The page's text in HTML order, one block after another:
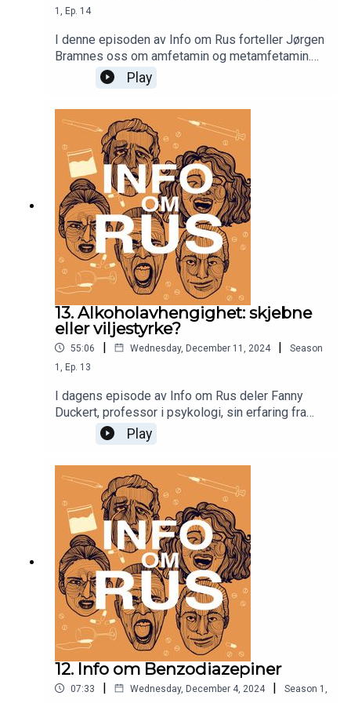
1
Ep. 14
I denne episoden av Info om Rus forteller Jørgen
Bramnes oss om amfetamin og metamfetamin.
Disse er to utbredte rusmidler i Norge, kjent både
for sine medisinske bruksområder og deres høye
energi og eufori, men også alvorlige bivirkninger
som angst, søvnløshet og fysiske
helseproblemer. Jørgen belyser også de
langsiktige konsekvensene av bruk, som
psykiske utfordringer, avhengighet og behovet for
behandling.
Play
13. Alkoholavhengighet: skjebne
eller viljestyrke?
55:06 | Wednesday, December 11, 2024 |
Season
1
Ep. 13
I dagens episode av Info om Rus deler Fanny
Duckert, professor i psykologi, sin erfaring fra
behandling av alkoholavhengighet. Gjennom et
treårig prosjekt som hjalp personer med jobb,
er å forstå individene bak avhengigheten. Hun
fremhever behovet for en mer individorientert
tilnærming for å skape effektive og bærekraftige
behandlingsmetoder.Dette er en innsiktsfull
samtale som belyser hvordan en helhetlig
forståelse kan bidra til bedre resultater for
mennesker med alkoholavhengighet.
Play
12. Info om Benzodiazepiner
07:33 | Wednesday, December 4, 2024 | Season 1